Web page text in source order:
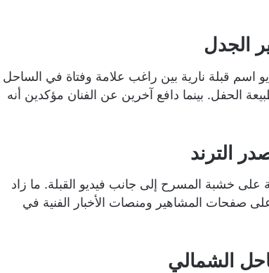
الجدل
اسم قبلة نارية بين راغب علامة وفتاة في الساحل
الحفل. بينما دافع آخرين عن الفنان مؤكدين أنه
الترند
خشبة المسرح إلى جانب فيديو القبلة. ما زاد
صفحات المشاهير ومنصات الأخبار الفنية في
الشمالي